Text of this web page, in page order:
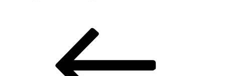
Beitragsnavigation